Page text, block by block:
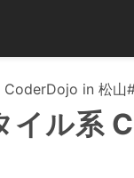
CoderDojo in 松山
イル系